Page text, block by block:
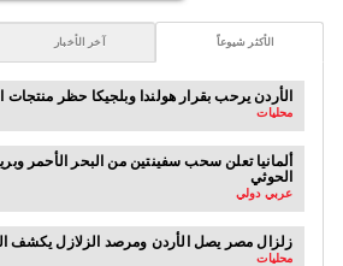
الأكثر شيوعاً آخر الأخبار
الأردن يرحب بقرار هولندا وبلجيكا حظر منتجات
محليات
ألمانيا تعلن سحب سفينتين من البحر الأحمر
الحوثي
عربي دولي
".. زلزال مصر يصل الأردن ومرصد الزلازل يكشف
محليات